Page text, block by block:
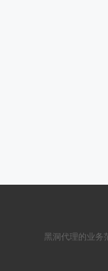
黑洞代理的业务